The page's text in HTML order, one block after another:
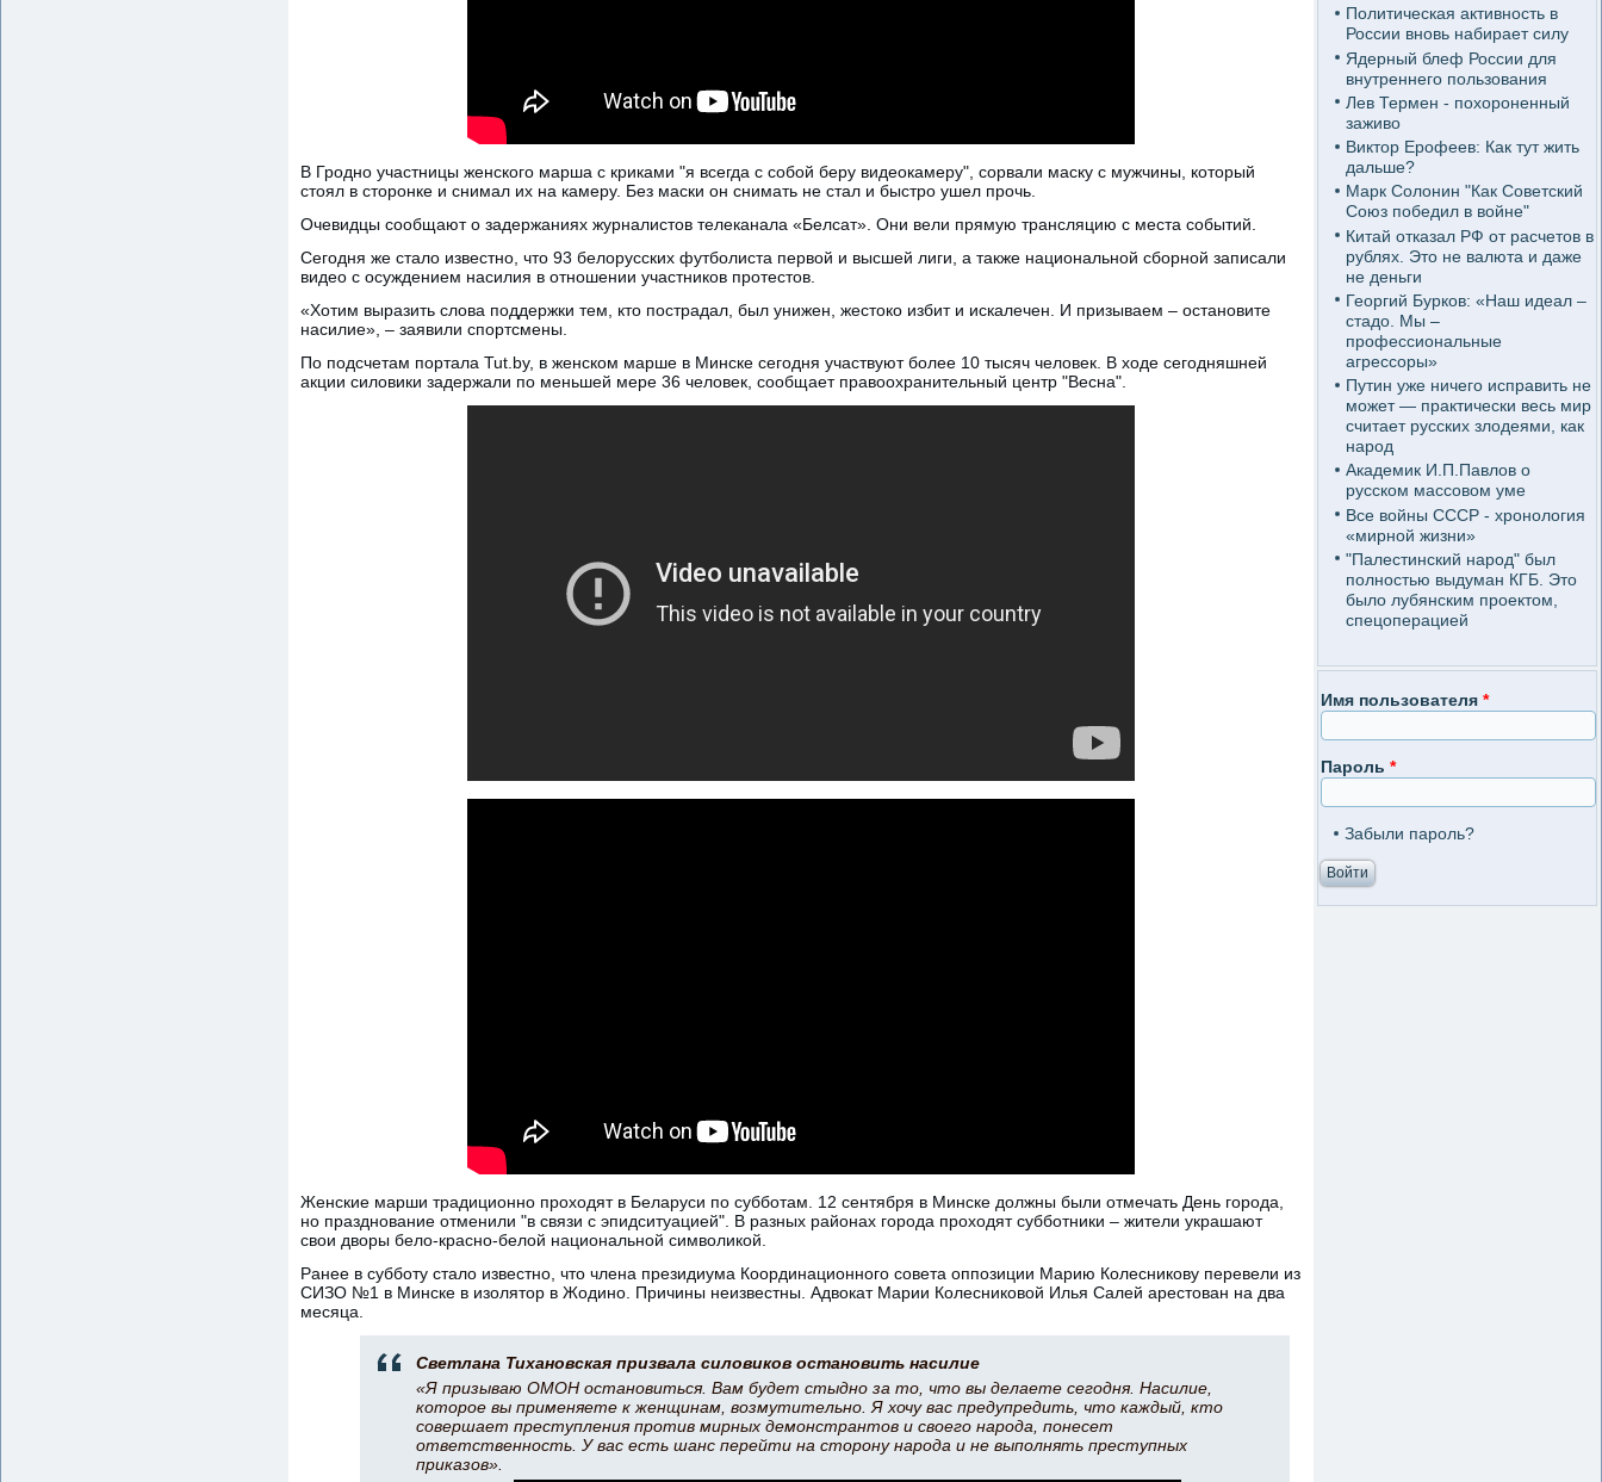
В Гродно участницы женского марша с криками "я всегда с собой беру видеокамеру", сорвали маску с мужчины, который
стоял в сторонке и снимал их на камеру. Без маски он снимать не стал и быстро ушел прочь.
Очевидцы сообщают о задержаниях журналистов телеканала «Белсат». Они вели прямую трансляцию с места событий.
Сегодня же стало известно, что 93 белорусских футболиста первой и высшей лиги, а также национальной сборной записали
видео с осуждением насилия в отношении участников протестов.
«Хотим выразить слова поддержки тем, кто пострадал, был унижен, жестоко избит и искалечен. И призываем – остановите
насилие», – заявили спортсмены.
По подсчетам портала Tut.by, в женском марше в Минске сегодня участвуют более 10 тысяч человек. В ходе сегодняшней
акции силовики задержали по меньшей мере 36 человек, сообщает правоохранительный центр "Весна".
Женские марши традиционно проходят в Беларуси по субботам. 12 сентября в Минске должны были отмечать День города,
но празднование отменили "в связи с эпидситуацией". В разных районах города проходят субботники – жители украшают
свои дворы бело-красно-белой национальной символикой.
Ранее в субботу стало известно, что члена президиума Координационного совета оппозиции Марию Колесникову перевели из
СИЗО №1 в Минске в изолятор в Жодино. Причины неизвестны. Адвокат Марии Колесниковой Илья Салей арестован на два
месяца.
Светлана Тихановская призвала силовиков остановить насилие
«Я призываю ОМОН остановиться. Вам будет стыдно за то, что вы делаете сегодня. Насилие,
которое вы применяете к женщинам, возмутительно. Я хочу вас предупредить, что каждый, кто
совершает преступления против мирных демонстрантов и своего народа, понесет
ответственность. У вас есть шанс перейти на сторону народа и не выполнять преступных
приказов».
Политическая активность в
России вновь набирает силу
Ядерный блеф России для
внутреннего пользования
Лев Термен - похороненный
заживо
Виктор Ерофеев: Как тут жить
дальше?
Марк Солонин "Как Советский
Союз победил в войне"
Китай отказал РФ от расчетов в
рублях. Это не валюта и даже
не деньги
Георгий Бурков: «Наш идеал –
стадо. Мы –
профессиональные
агрессоры»
Путин уже ничего исправить не
может — практически весь мир
считает русских злодеями, как
народ
Академик И.П.Павлов о
русском массовом уме
Все войны СССР - хронология
«мирной жизни»
"Палестинский народ" был
полностью выдуман КГБ. Это
было лубянским проектом,
спецоперацией
Имя пользователя *
Пароль *
Забыли пароль?